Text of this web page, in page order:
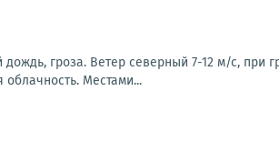
гроза. Ветер северный 7-12 м/с, при
облачность. Местами...